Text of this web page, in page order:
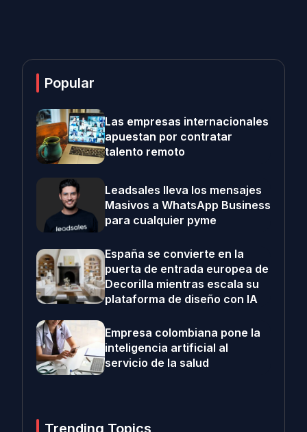
Popular
Las empresas internacionales
apuestan por contratar
talento remoto
Leadsales lleva los mensajes
Masivos a WhatsApp Business
para cualquier pyme
España se convierte en la
puerta de entrada europea de
Decorilla mientras escala su
plataforma de diseño con IA
Empresa colombiana pone la
inteligencia artificial al
servicio de la salud
Trending Topics